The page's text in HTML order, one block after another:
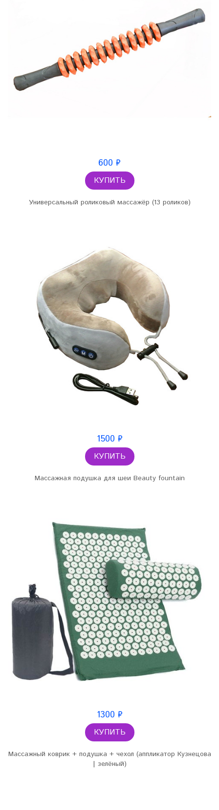
600 ₽
КУПИТЬ
Универсальный роликовый массажёр (13 роликов)
1500 ₽
КУПИТЬ
Массажная подушка для шеи Beauty fountain
1300 ₽
КУПИТЬ
Массажный коврик + подушка + чехол (аппликатор Кузнецова
| зелёный)